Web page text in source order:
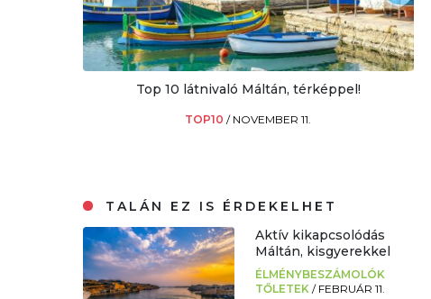
Top 10 látnivaló Máltán, térképpel!
TOP10/ NOVEMBER 11.
TALÁN EZ IS ÉRDEKELHET
Aktív kikapcsolódás
Máltán, kisgyerekkel
ÉLMÉNYBESZÁMOLÓK
TŐLETEK/ FEBRUÁR 11.